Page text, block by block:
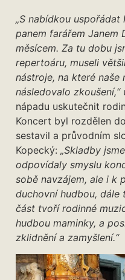
„S nabídkou
panem farářem Janem
měsícem. Za tu dobu
repertoáru, museli
nástroje, na které naše
následovalo zkoušení,“
nápadu uskutečnit
Koncert byl rozdělen
sestavil a průvodním
Kopecký: „Skladby
odpovídaly smyslu
sobě navzájem, ale i k
duchovní hudbou, dále
část tvoří rodinné
hudbou maminky, a
zklidnění a zamyšlení.“